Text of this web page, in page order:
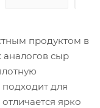
продуктом в
аналогов сыр
подходит для
ярко